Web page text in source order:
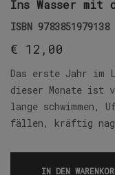
Ins Wasser
ISBN 9783851979138
€ 12,00
Das erste Jahr im
dieser Monate ist
lange schwimmen,
fällen, kräftig
IN DEN